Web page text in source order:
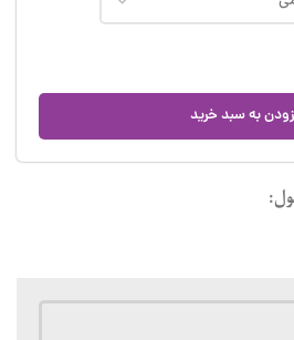
به سبد خرید